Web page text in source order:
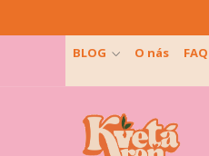
BLOG O nás FAQ